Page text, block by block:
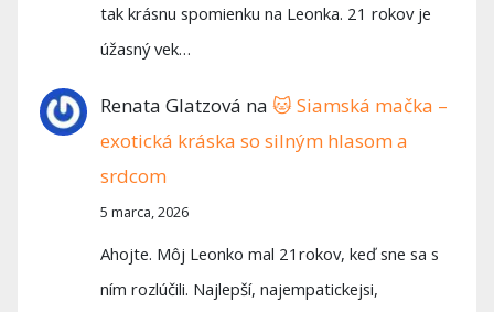
tak krásnu spomienku na Leonka. 21 rokov je
úžasný vek…
Renata Glatzová na🐱 Siamská mačka –
exotická kráska so silným hlasom a
srdcom
5 marca, 2026
Ahojte. Môj Leonko mal 21rokov, keď sne sa s
ním rozlúčili. Najlepší, najempatickejsi,